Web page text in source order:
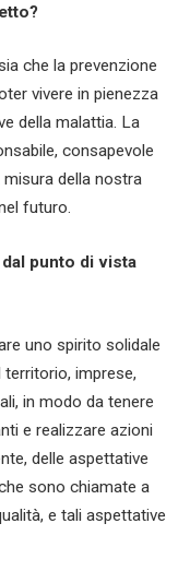
che la prevenzione
vivere in pienezza
della malattia. La
consapevole
della nostra
nel futuro.
punto di vista
uno spirito solidale
imprese,
in modo da tenere
e realizzare azioni
delle aspettative
sono chiamate a
e tali aspettative